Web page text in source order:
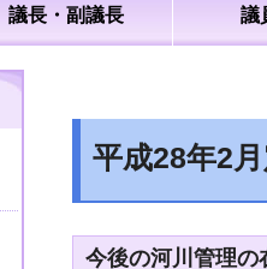
議長・副議長 議
平成28年2
今後の河川管理の